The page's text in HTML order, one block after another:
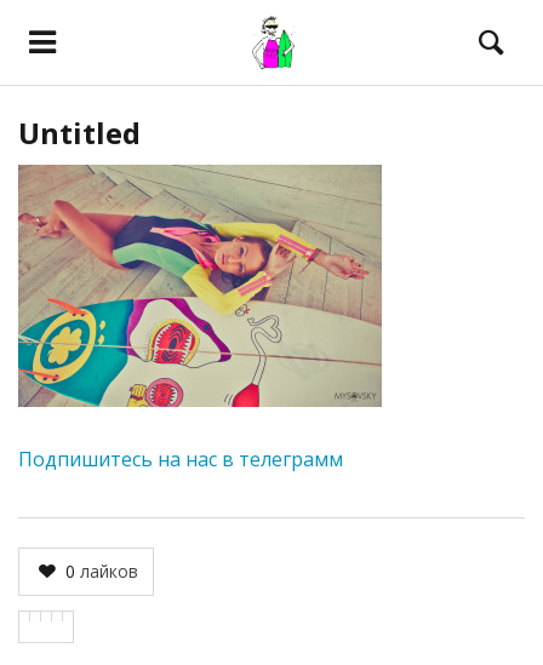
Untitled
Подпишитесь на нас в телеграмм
0 лайков